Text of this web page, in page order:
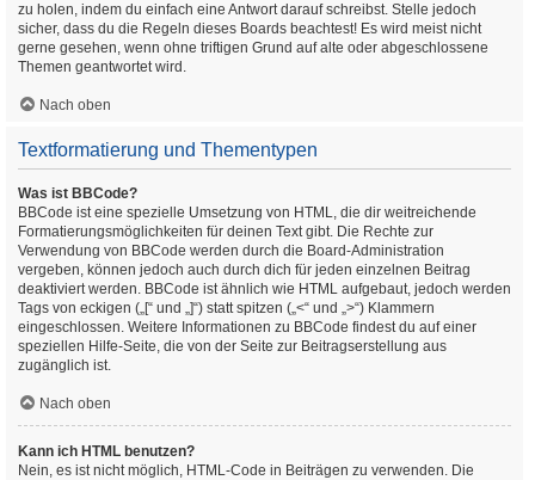
zu holen, indem du einfach eine Antwort darauf schreibst. Stelle jedoch
sicher, dass du die Regeln dieses Boards beachtest! Es wird meist nicht
gerne gesehen, wenn ohne triftigen Grund auf alte oder abgeschlossene
Themen geantwortet wird.
Nach oben
Textformatierung und Thementypen
Was ist BBCode?
BBCode ist eine spezielle Umsetzung von HTML, die dir weitreichende
Formatierungsmöglichkeiten für deinen Text gibt. Die Rechte zur
Verwendung von BBCode werden durch die Board-Administration
vergeben, können jedoch auch durch dich für jeden einzelnen Beitrag
deaktiviert werden. BBCode ist ähnlich wie HTML aufgebaut, jedoch werden
Tags von eckigen („[“ und „]“) statt spitzen („<“ und „>“) Klammern
eingeschlossen. Weitere Informationen zu BBCode findest du auf einer
speziellen Hilfe-Seite, die von der Seite zur Beitragserstellung aus
zugänglich ist.
Nach oben
Kann ich HTML benutzen?
Nein, es ist nicht möglich, HTML-Code in Beiträgen zu verwenden. Die